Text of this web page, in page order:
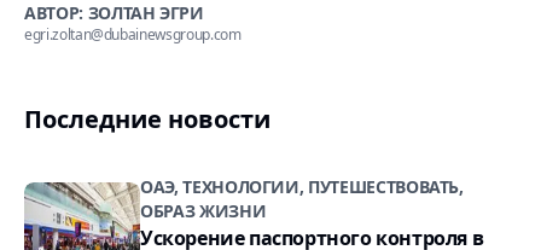
АВТОР: ЗОЛТАН ЭГРИ
egri.zoltan@dubainewsgroup.com
Последние новости
ОАЭ, ТЕХНОЛОГИИ, ПУТЕШЕСТВОВАТЬ,
ОБРАЗ ЖИЗНИ
Ускорение паспортного контроля в